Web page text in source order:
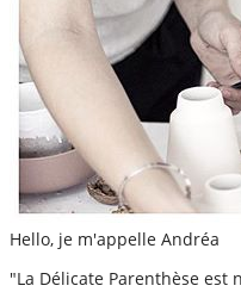
Hello, je m'appelle Andréa
"La Délicate Parenthèse